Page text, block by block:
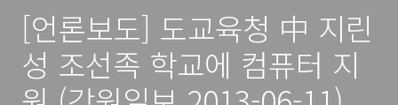
[언론보도] 도교육청 中 지린
성 조선족 학교에 컴퓨터 지